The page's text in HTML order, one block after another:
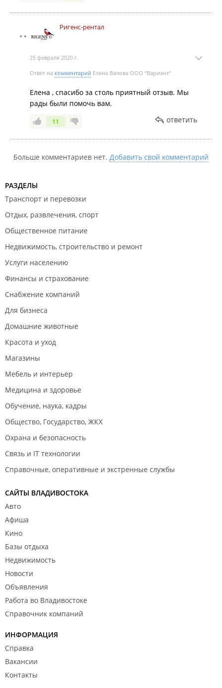
Ригенс-рентал
25 февраля 2020 г.
Ответ на комментарий Елена Валова ООО “Вариант”
Елена , спасибо за столь приятный отзыв. Мы
рады были помочь вам.
11 ответить
Больше комментариев нет. Добавить свой комментарий
РАЗДЕЛЫ
Транспорт и перевозки
Отдых, развлечения, спорт
Общественное питание
Недвижимость, строительство и ремонт
Услуги населению
Финансы и страхование
Снабжение компаний
Для бизнеса
Домашние животные
Красота и уход
Магазины
Мебель и интерьер
Медицина и здоровье
Обучение, наука, кадры
Общество, Государство, ЖКХ
Охрана и безопасность
Связь и IT технологии
Справочные, оперативные и экстренные службы
САЙТЫ ВЛАДИВОСТОКА
Авто
Афиша
Кино
Базы отдыха
Недвижимость
Новости
Объявления
Работа во Владивостоке
Справочник компаний
ИНФОРМАЦИЯ
Справка
Вакансии
Контакты